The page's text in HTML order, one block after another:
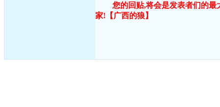
您的回贴,将会是发表者们的
家! 【广西的狼】